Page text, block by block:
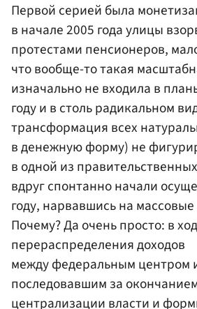
Первой серией была
в начале 2005 года улицы
протестами пенсионеров,
что вообще-то такая
изначально не входила в
году и в столь радикальном
трансформация всех
в денежную форму) не
в одной из
вдруг спонтанно начали
году, нарвавшись на
Почему? Да очень просто: в
перераспределения доходов
между федеральным центром
последовавшим за
централизации власти и